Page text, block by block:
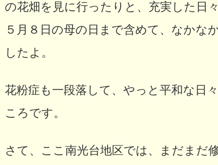
の花畑を見に行ったりと、充実した日
５月８日の母の日まで含めて、なかな
したよ。
花粉症も一段落して、やっと平和な日
ころです。
さて、ここ南光台地区では、まだまだ